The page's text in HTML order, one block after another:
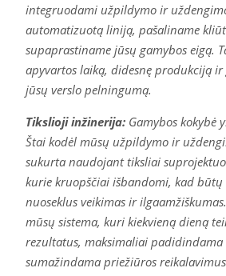
integruodami užpildymo ir
automatizuotą liniją, pašaliname
supaprastiname jūsų gamybos eigą.
apyvartos laiką, didesnę produkciją
jūsų verslo pelningumą.
Tikslioji inžinerija:Gamybos kokybė
Štai kodėl mūsų užpildymo ir
sukurta naudojant tiksliai
kurie kruopščiai išbandomi, kad
nuoseklus veikimas ir
mūsų sistema, kuri kiekvieną dieną
rezultatus, maksimaliai
sumažindama priežiūros